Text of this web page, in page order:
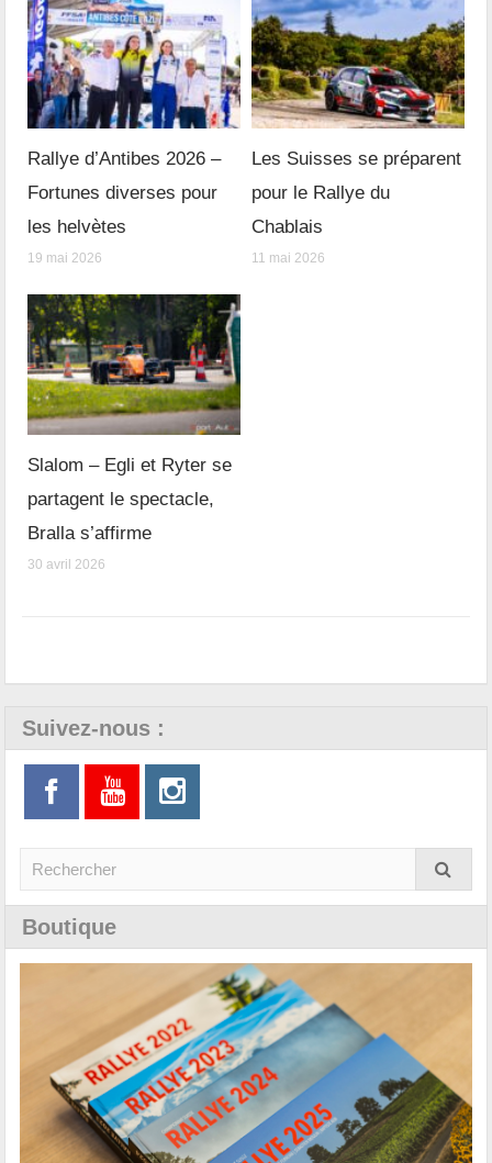
Rallye d’Antibes 2026 –
Fortunes diverses pour
les helvètes
19 mai 2026
Les Suisses se préparent
pour le Rallye du
Chablais
11 mai 2026
Slalom – Egli et Ryter se
partagent le spectacle,
Bralla s’affirme
30 avril 2026
Suivez-nous :
Boutique